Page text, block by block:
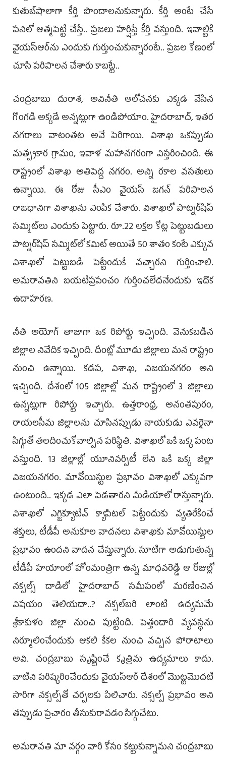
కుతుబ్‌షాలాగా కీర్తి పొందాలనుకున్నారు. కీర్తి అంటే చేసే
పనిలో ఆత్మపెట్టి చేస్తే.. ప్రజలు హర్షిస్తే కీర్తి వస్తుంది. ఇవాల్టికి
వైయస్‌ఆర్‌ను ఎందుకు గుర్తుంచుకున్నారంటే.. ప్రజల కోణంలో
చూసి పరిపాలన చేశారు కాబట్టే..
చంద్రబాబు దురాశ, అవినీతి ఆలోచనకు ఎక్కడ వేసిన
గొంగడి అక్కడే అన్నట్లుగా ఉండిపోయాం. హైదరాబాద్, ఇతర
నగరాలు వాటంతట అవే పెరిగాయి. విశాఖ ఒకప్పుడు
మత్స్యకార గ్రామం, ఇవాళ మహానగరంగా విస్తరించింది. ఈ
రాష్ట్రంలో విశాఖ అతిపెద్ద నగరం. అన్ని రకాల వసతులు
ఉన్నాయి. ఈ రోజు సీఎం వైయస్‌ జగన్‌ పరిపాలన
రాజధానిగా విశాఖను ఎంపిక చేశారు. విశాఖలో పాట్నర్‌షిప్‌
సమ్మిట్‌లు ఎందుకు పెట్టారు. రూ.22 లక్షల కోట్ల పెట్టుబడులు
పాట్నర్‌షిప్‌ సమ్మిట్‌లో కమిట్‌ అయితే 50 శాతం కంటే ఎక్కువ
విశాఖలో పెట్టుబడి పెట్టేందుకే వచ్చారని గుర్తించాలి.
అమరావతిని బయటిప్రపంచం గుర్తించలేదనేందుకు ఇదొక
ఉదాహరణ.
నీతి అయోగ్‌ తాజాగా ఒక రిపోర్టు ఇచ్చింది. వెనుకబడిన
జిల్లాల నివేదిక ఇచ్చింది. దీంట్లో మూడు జిల్లాలు మన రాష్ట్రం
నుంచి ఉన్నాయి. కడప, విశాఖ, విజయనగరం అని
ఇచ్చింది. దేశంలో 105 జిల్లాల్లో మన రాష్ట్రంలో 3 జిల్లాలు
ఉన్నట్లుగా రిపోర్టు ఇచ్చారు. ఉత్తరాంధ్ర, అనంతపురం,
రాయలసీమ జిల్లాలను చూసినప్పుడు నాయకుడు ఎవరైనా
సిగ్గుతో తలదించుకోవాల్సిన పరిస్థితి. విశాఖలో ఒకే ఒక్క పంట
వస్తుంది. 13 జిల్లాల్లో యూనివర్సిటీ లేని ఒకే ఒక్క జిల్లా
విజయనగరం. మావోయిస్టుల ప్రభావం విశాఖలో ఎక్కువగా
ఉంటుంది.. ఇక్కడ ఎలా పెడతారని మీడియాలో రాస్తున్నారు.
విశాఖలో ఎగ్జిక్యూటివ్‌ క్యాపిటల్‌ పెట్టేందుకు వ్యతిరేకించే
శక్తులు, టీడీపీ అనుకూల వాదనలు విశాఖకు మావోయిస్టుల
ప్రభావం ఉందని వాదన చేస్తున్నారు. సూటిగా అడుగుతున్న
టీడీపీ హయాంలో హోంమంత్రిగా ఉన్న మాధవరెడ్డి ఆ రోజుల్లో
నక్సల్స్‌ దాడిలో హైదరాబాద్‌ సమీపంలో మరణించిన
విషయం తెలియదా..? నక్సల్‌బరి లాంటి ఉద్యమమే
శ్రీకాకుళం జిల్లా నుంచి పుట్టింది. పెత్తందారి వ్యవస్థను
నిర్మూలించేందుకు ఆకలి కేకల నుంచి వచ్చిన పోరాటాలు
అవి. చంద్రబాబు సృష్టించే కృత్రిమ ఉద్యమాలు కాదు.
వాటిని పరిష్కరించేందుకు వైయస్‌ఆర్‌ దేశంలో మొట్టమొదటి
సారిగా నక్సల్స్‌తో చర్చలకు పిలిచారు. నక్సల్స్‌ ప్రభావం అని
తప్పుడు ప్రచారం తీసుకురావడం సిగ్గుచేటు.
అమరావతి మా వర్గం వారి కోసం కట్టుకున్నామని చంద్రబాబు